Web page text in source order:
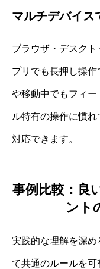
マルチデバイス
ブラウザ・デスク
プリでも長押し操
や移動中でもフィー
ル特有の操作に慣
対応できます。
事例比較：良
ント
実践的な理解を深
て共通のルールを可